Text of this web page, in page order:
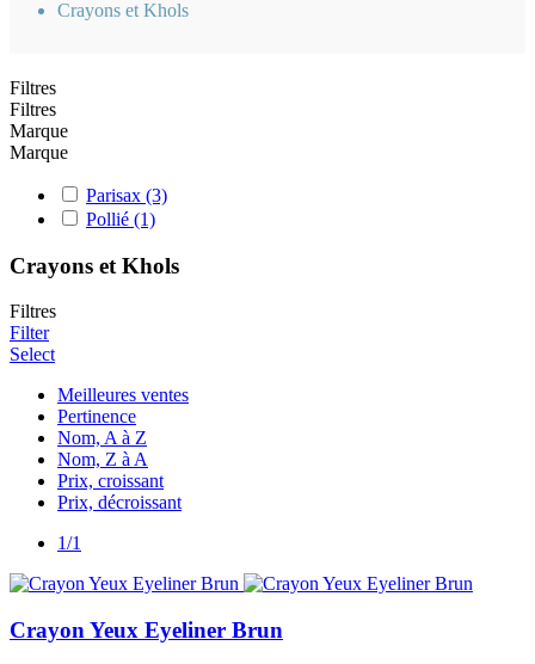
Crayons et Khols
Filtres
Filtres
Marque
Marque
Parisax (3)
Pollié (1)
Crayons et Khols
Filtres
Filter
Select
Meilleures ventes
Pertinence
Nom, A à Z
Nom, Z à A
Prix, croissant
Prix, décroissant
1/1
Crayon Yeux Eyeliner Brun